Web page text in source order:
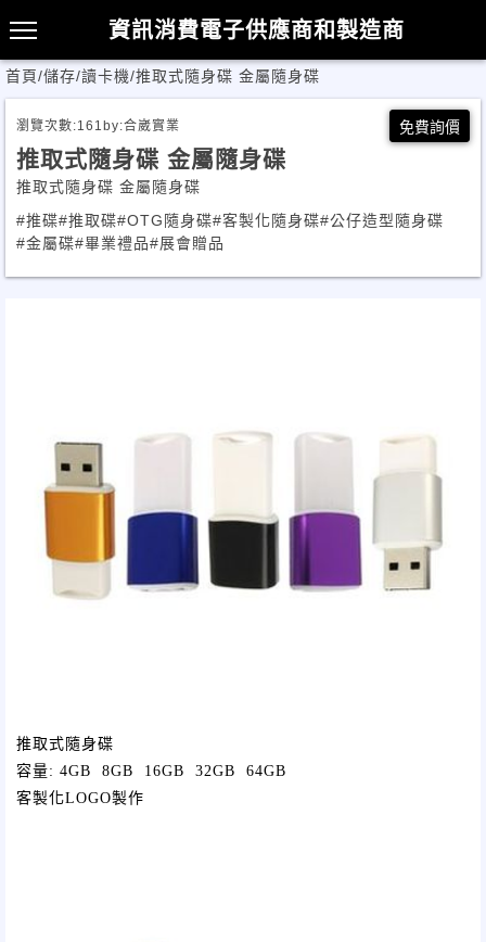
資訊消費電子供應商和製造商
首頁/儲存/讀卡機/推取式隨身碟 金屬隨身碟
瀏覽次數:161 by:合崴實業 免費詢價
推取式隨身碟 金屬隨身碟
推取式隨身碟 金屬隨身碟
#推碟#推取碟#OTG隨身碟#客製化隨身碟#公仔造型隨身碟
#金屬碟#畢業禮品#展會贈品
推取式隨身碟
容量: 4GB 8GB 16GB 32GB 64GB
客製化LOGO製作